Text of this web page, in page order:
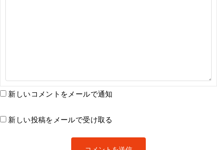
新しいコメントをメールで通知
新しい投稿をメールで受け取る